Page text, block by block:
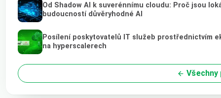
Od Shadow AI k suverénnímu cloudu: Proč jsou
budoucností důvěryhodné AI
Posílení poskytovatelů IT služeb prostřednictvím
na hyperscalerech
Všechny